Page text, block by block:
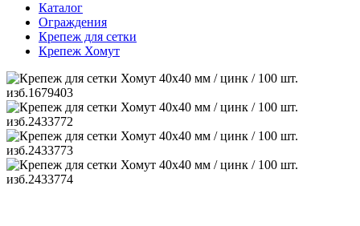
Каталог
Ограждения
Крепеж для сетки
Крепеж Хомут